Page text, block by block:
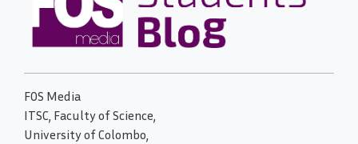
FOS Media
ITSC, Faculty of Science,
University of Colombo,